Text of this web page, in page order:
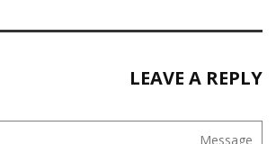
LEAVE A REPLY